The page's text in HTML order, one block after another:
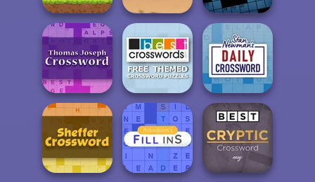
Flappy Parrot
With Create
Biker Type Racing
Premier
Crossword
Thomas Joseph
Free Themed
Crossword
Puzzles
Stan's Daily
Crossword